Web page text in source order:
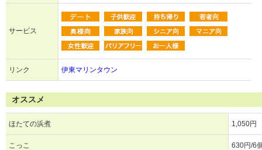
サービス
リンク 伊東マリンタウン
オススメ
ほたての浜煮 1,050円
こっこ
630円/6